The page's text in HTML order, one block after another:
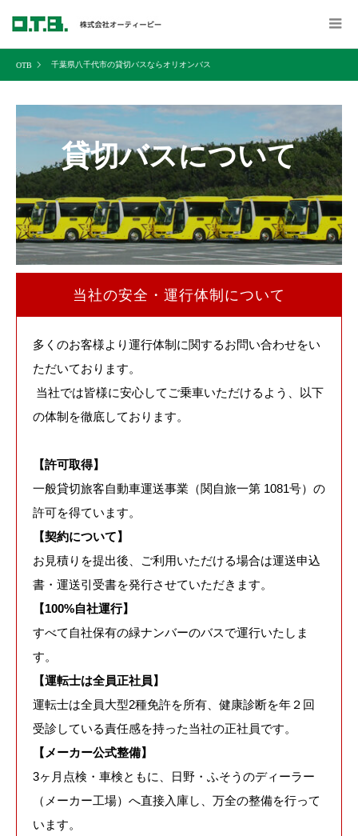
千葉県八千代市の貸切バスならオリオンバス
貸切バスについて
当社の安全・運行体制について
多くのお客様より運行体制に関するお問い合わせをい
ただいております。
当社では皆様に安心してご乗車いただけるよう、以下
の体制を徹底しております。
【許可取得】
一般貸切旅客自動車運送事業（関自旅一第 1081号）の
許可を得ています。
【契約について】
お見積りを提出後、ご利用いただける場合は運送申込
書・運送引受書を発行させていただきます。
【100%自社運行】
すべて自社保有の緑ナンバーのバスで運行いたしま
す。
【運転士は全員正社員】
運転士は全員大型2種免許を所有、健康診断を年２回
受診している責任感を持った当社の正社員です。
【メーカー公式整備】
3ヶ月点検・車検ともに、日野・ふそうのディーラー
（メーカー工場）へ直接入庫し、万全の整備を行って
います。